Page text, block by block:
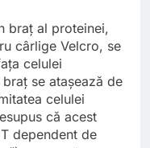
braț al proteinei,
cârlige Velcro, se
celulei
se atașează de
celulei
că acest
dependent de